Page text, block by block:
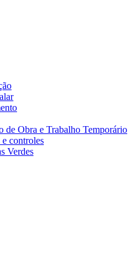
de Obra e Trabalho Temporário
e controles
Verdes